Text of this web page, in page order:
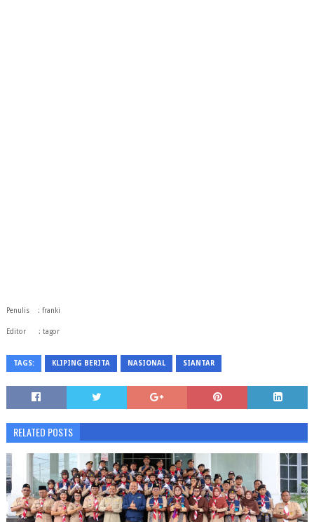
Penulis : franki
Editor : tagor
TAGS: KLIPING BERITA NASIONAL SIANTAR
RELATED POSTS